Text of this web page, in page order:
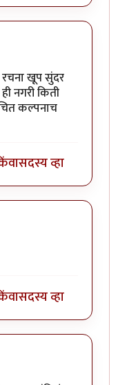
रचना खूप सुंदर
नगरी किती
कल्पनाच
सदस्य व्हा
सदस्य व्हा